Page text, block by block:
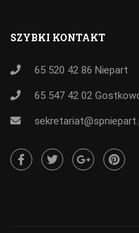
SZYBKI KONTAKT
65 520 42 86 Niepart
65 547 42 02